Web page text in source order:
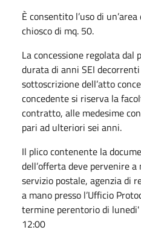
È consentito l’uso di
chiosco di mq. 50.
La concessione regolata dal
durata di anni SEI
sottoscrizione dell’atto
concedente si riserva la
contratto, alle medesime
pari ad ulteriori sei anni.
Il plico contenente la
dell’offerta deve pervenire
servizio postale, agenzia di
a mano presso l’Ufficio
termine perentorio di
12:00